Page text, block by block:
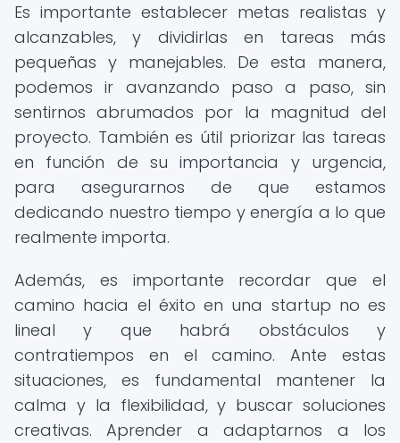
Es importante establecer metas realistas y
alcanzables, y dividirlas en tareas más
pequeñas y manejables. De esta manera,
podemos ir avanzando paso a paso, sin
sentirnos abrumados por la magnitud del
proyecto. También es útil priorizar las tareas
en función de su importancia y urgencia,
para asegurarnos de que estamos
dedicando nuestro tiempo y energía a lo que
realmente importa.
Además, es importante recordar que el
camino hacia el éxito en una startup no es
lineal y que habrá obstáculos y
contratiempos en el camino. Ante estas
situaciones, es fundamental mantener la
calma y la flexibilidad, y buscar soluciones
creativas. Aprender a adaptarnos a los